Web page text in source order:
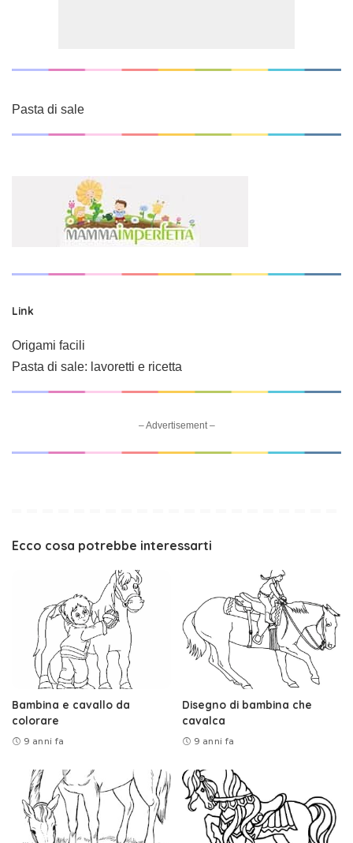
Pasta di sale
Link
Origami facili
Pasta di sale: lavoretti e ricetta
– Advertisement –
Ecco cosa potrebbe interessarti
Bambina e cavallo da
colorare
9 anni fa
Disegno di bambina che
cavalca
9 anni fa